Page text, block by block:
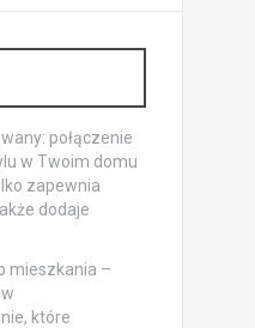
połączenie
w Twoim domu
zapewnia
dodaje
mieszkania –
które